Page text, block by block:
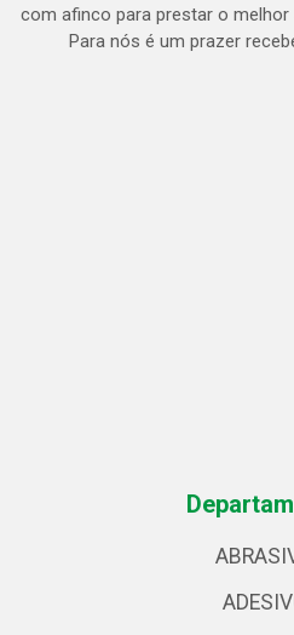
com afinco para prestar o
Para nós é um prazer